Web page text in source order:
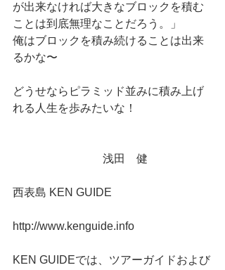
が出来なければ大きなブロックを積む
ことは到底無理なことだろう。」
俺はブロックを積み続けることは出来
るかな〜
どうせならピラミッド並みに積み上げ
れる人生を歩みたいな！
浅田　健
西表島 KEN GUIDE
http://www.kenguide.info
KEN GUIDEでは、ツアーガイドおよび